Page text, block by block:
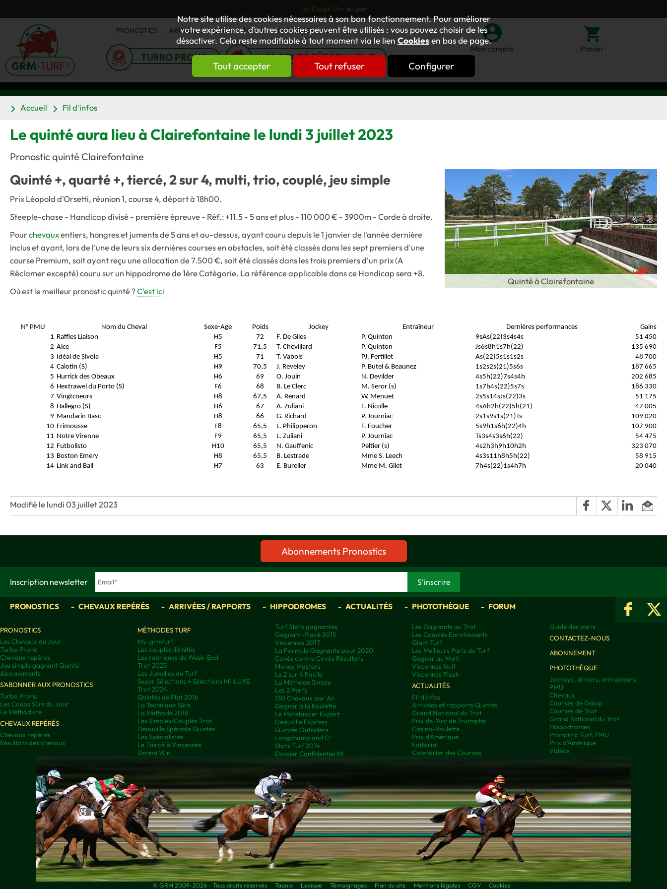
Notre site utilise des cookies nécessaires à son bon fonctionnement. Pour améliorer
votre expérience, d’autres cookies peuvent être utilisés : vous pouvez choisir de les
désactiver. Cela reste modifiable à tout moment via le lien Cookiesen bas de page.
Tout accepter Tout refuser Configurer
Les Coups Sûrs du jour
PRONOSTICS ARRIVÉES ACTUS FORUM OUVRAGES GNT
TURBO PRONO LES COUPS SÛRS DU JOUR
Mon compte Panier
Accueil Fil d'infos
Le quinté aura lieu à Clairefontaine le lundi 3 juillet 2023
Pronostic quinté Clairefontaine
Quinté à Clairefontaine
Quinté +, quarté +, tiercé, 2 sur 4, multi, trio, couplé, jeu simple
Prix Léopold d'Orsetti, réunion 1, course 4, départ à 18h00.
Steeple-chase - Handicap divisé - première épreuve - Réf.: +11.5 - 5 ans et plus - 110 000 € - 3900m - Corde à droite.
Pourchevauxentiers, hongres et juments de 5 ans et au-dessus, ayant couru depuis le 1 janvier de l'année dernière
inclus et ayant, lors de l'une de leurs six dernières courses en obstacles, soit été classés dans les sept premiers d'une
course Premium, soit ayant reçu une allocation de 7.500 €, soit été classés dans les trois premiers d'un prix (A
Réclamer excepté) couru sur un hippodrome de 1ère Catégorie. La référence applicable dans ce Handicap sera +8.
Où est le meilleur pronostic quinté ?C'est ici
N° PMU Nom du Cheval Sexe-Age Poids Jockey Entraîneur Dernières performances
Gains
1 Raffles Liaison H5 72 F. De Giles P. Quinton 9sAs(22)3s4s4s
51 450
2 Alce F5 71,5 T. Chevillard P. Quinton Js6s8h1s7h(22)
135 690
3 Idéal de Sivola H5 71 T. Vabois PJ. Fertillet As(22)5s1s1s2s
48 700
4 Calotin (S) H9 70,5 J. Reveley P. Butel & Beaunez 1s2s2s(21)5s6s
187 665
5 Hurrick des Obeaux H6 69 O. Jouin N. Devilder 4s5h(22)7s4s4h
202 685
6 Hextrawel du Porto (S) F6 68 B. Le Clerc M. Seror (s) 1s7h4s(22)5s7s
186 330
7 Vingtcoeurs H8 67,5 A. Renard W. Menuet 2s5s14sJs(22)3s
51 175
8 Hallegro (S) H6 67 A. Zuliani F. Nicolle 4sAh2h(22)5h(21)
47 005
9 Mandarin Basc H8 66 G. Richard P. Journiac 2s1s9s1s(21)Ts
109 020
10 Frimousse F8 65,5 L. Philipperon F. Foucher 5s9h1s6h(22)4h
107 900
11 Notre Virenne F9 65,5 L. Zuliani P. Journiac Ts3s4s3s6h(22)
54 475
12 Futbolisto H10 65,5 N. Gauffenic Peltier (s) 4s2h3h9h10h2h
323 070
13 Boston Emery H8 65,5 B. Lestrade Mme S. Leech 4s3s11h8h5h(22)
58 915
14 Link and Ball H7 63 E. Bureller Mme M. Gilet 7h4s(22)1s4h7h 20 040
Modifié le lundi 03 juillet 2023
Abonnements Pronostics
Inscription newsletter
PRONOSTICS CHEVAUX REPÉRÉS ARRIVÉES / RAPPORTS HIPPODROMES ACTUALITÉS PHOTOTHÈQUE FORUM
PRONOSTICS
Les Chevaux du Jour
Turbo Prono
Chevaux repérés
Jeu simple gagnant Quinté
Abonnements
S'ABONNER AUX PRONOSTICS
Turbo Prono
Les Coups Sûrs du Jour
Le Méthodiste
CHEVAUX REPÉRÉS
Chevaux repérés
Résultats des chevaux
MÉTHODES TURF
My-grmturf
Les couplés illimités
Les rubriques de Week-End
Trot 2025
Les Jumelles du Turf
Super Sélections + Sélections MI-LUXE
Trot 2024
Quintés de Plat 2016
La Technique Sûre
La Méthode 2018
Les Simples/Couplés Trot
Deauville Spéciale Quintés
Les Spécialistes
Le Tiercé à Vincennes
Gonna Win
Turf Stats gagnantes
Gagnant-Placé 2015
Vincennes 2017
La Formule Gagnante pour 2020
Covès contre Covès Résultats
Money Masters
Le 2 sur 4 Facile
La Méthode Simple
Les 2 Perfs
150 Chevaux par An
Gagner à la Roulette
Le Matelassier Expert
Deauville Express
Quintés Outsiders
Longchamp and C°
Stats Turf 2014
Dossier Confidentiel MI
Les Gagnants au Trot
Les Couplés Enrichissants
Giant Turf
Les Meilleurs Paris du Turf
Gagner au Multi
Vincennes Nuit
Vincennes Flash
ACTUALITÉS
Fil d'infos
Arrivées et rapports Quintés
Grand National du Trot
Prix de l'Arc de Triomphe
Casino-Roulette
Prix d'Amérique
Editorial
Calendrier des Courses
Guide des paris
CONTACTEZ-NOUS
ABONNEMENT
PHOTOTHÈQUE
Jockeys, drivers, entraineurs
PMU
Chevaux
Courses de Galop
Courses de Trot
Grand National du Trot
Hippodromes
Pronostic Turf, PMU
Prix d’Amérique
Vidéos
© GRM 2009-2026 - Tous droits réservés Taonix Lexique Témoignages Plan du site Mentions légales CGV Cookies